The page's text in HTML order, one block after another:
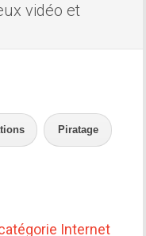
vidéo et
Piratage
Internet